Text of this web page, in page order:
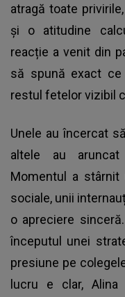
atragă toate
și o atitudine
reacție a venit din
să spună exact ce
restul fetelor vizibil
Unele au încercat
altele au
Momentul a
sociale, unii
o apreciere
începutul unei
presiune pe
lucru e clar,